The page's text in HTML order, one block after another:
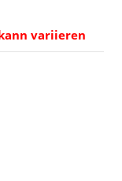
variieren